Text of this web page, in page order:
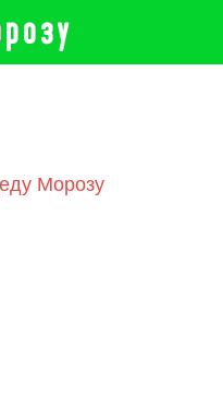
Морозу